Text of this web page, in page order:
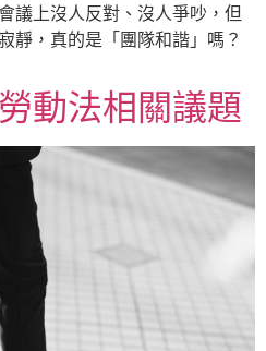
議上沒人反對、沒人爭吵，但
靜，真的是「團隊和諧」嗎？
動法相關議題